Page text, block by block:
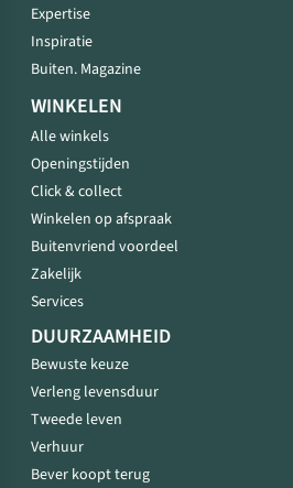
Expertise
Inspiratie
Buiten. Magazine
WINKELEN
Alle winkels
Openingstijden
Click & collect
Winkelen op afspraak
Buitenvriend voordeel
Zakelijk
Services
DUURZAAMHEID
Bewuste keuze
Verleng levensduur
Tweede leven
Verhuur
Bever koopt terug